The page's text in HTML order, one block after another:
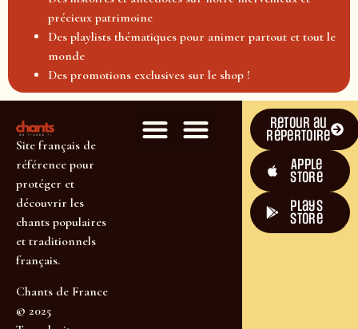
précieux patrimoine
Des playlists thématiques pour animer partout et tout le
monde
Des promotions exclusives sur le shop !
Site français de
référence pour
protéger et
découvrir les
chants populaires
et traditionnels
français.
Chants de France
© 2025
Retour au
répertoire
Apple
Store
plays
store